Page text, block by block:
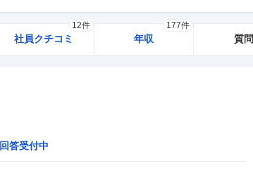
社員クチコミ
12件
年収
177件
質問
回答受付中